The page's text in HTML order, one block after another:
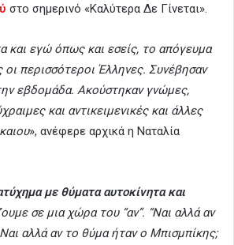
στο σημερινό «Καλύτερα Δε Γίνεται».
και εγώ όπως και εσείς, το απόγευμα
περισσότεροι Έλληνες. Συνέβησαν
εβδομάδα. Ακούστηκαν γνώμες,
και αντικειμενικές και άλλες
», ανέφερε αρχικά η Ναταλία
με θύματα αυτοκίνητα και
σε μια χώρα του “αν”. “Ναι αλλά αν
αλλά αν το θύμα ήταν ο Μπισμπίκης;